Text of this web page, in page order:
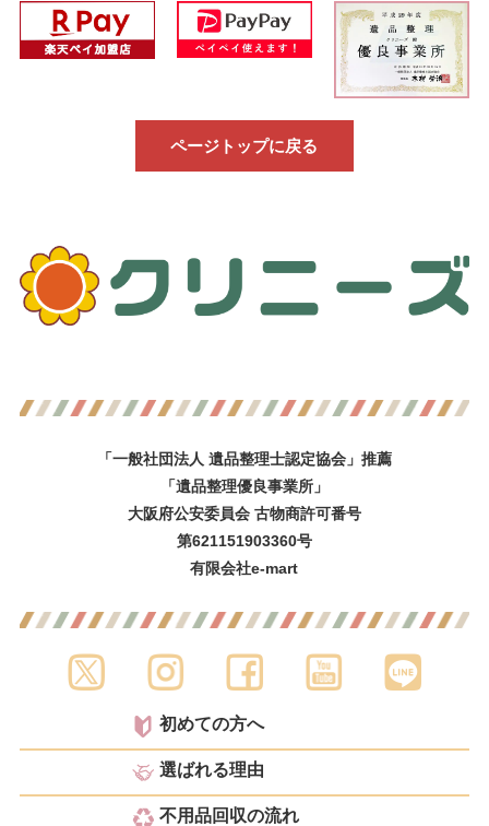
ページトップに戻る
「一般社団法人 遺品整理士認定協会」推薦
「遺品整理優良事業所」
大阪府公安委員会 古物商許可番号
第621151903360号
有限会社e-mart
初めての方へ
選ばれる理由
不用品回収の流れ